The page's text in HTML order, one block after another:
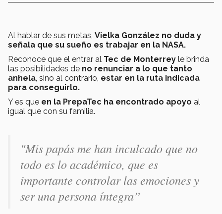
Al hablar de sus metas, Vielka González no duda y
señala que su sueño es trabajar en la NASA.
Reconoce que el entrar al Tec de Monterrey le brinda
las posibilidades de no renunciar a lo que tanto
anhela, sino al contrario, estar en la ruta indicada
para conseguirlo.
Y es que en la PrepaTec ha encontrado apoyo al
igual que con su familia.
"Mis papás me han inculcado que no
todo es lo académico, que es
importante controlar las emociones y
ser una persona íntegra”